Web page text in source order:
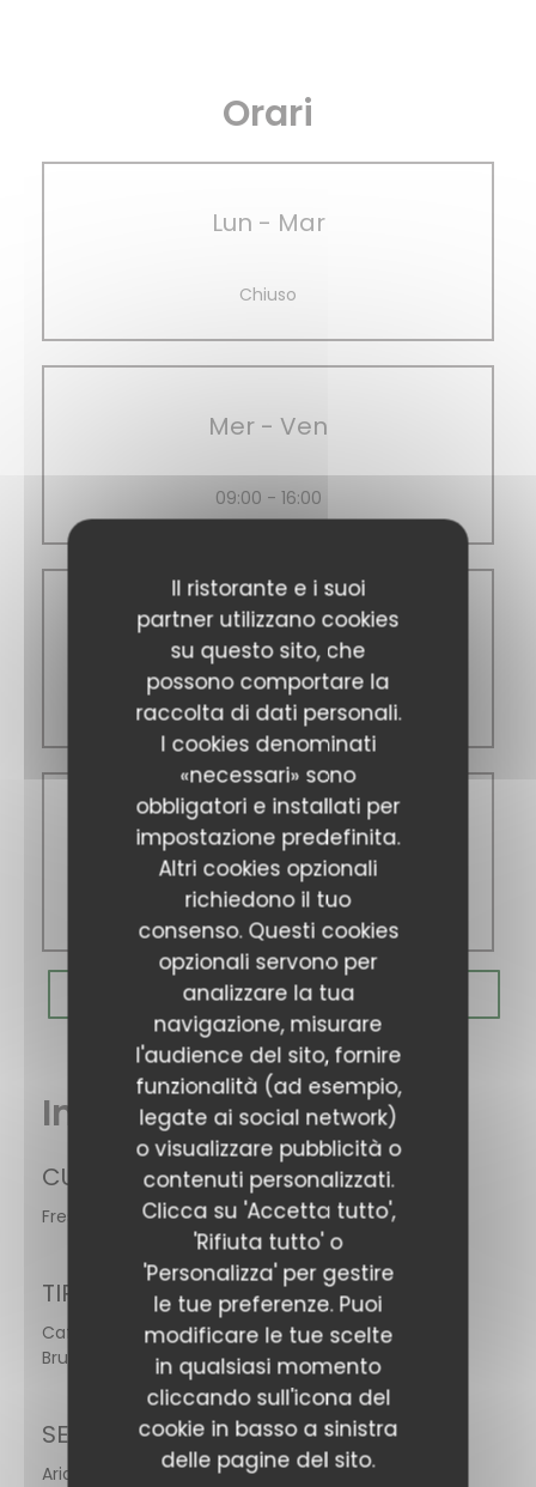
Il ristorante e i suoi
partner utilizzano cookies
su questo sito, che
possono comportare la
raccolta di dati personali.
I cookies denominati
«necessari» sono
obbligatori e installati per
impostazione predefinita.
Altri cookies opzionali
richiedono il tuo
consenso. Questi cookies
opzionali servono per
analizzare la tua
navigazione, misurare
l'audience del sito, fornire
funzionalità (ad esempio,
legate ai social network)
o visualizzare pubblicità o
contenuti personalizzati.
Clicca su 'Accetta tutto',
'Rifiuta tutto' o
'Personalizza' per gestire
le tue preferenze. Puoi
modificare le tue scelte
in qualsiasi momento
cliccando sull'icona del
cookie in basso a sinistra
delle pagine del sito.
Orari
Lun - Mar
Chiuso
Mer - Ven
09:00 - 16:00
Sabato
09:00 - 17:00
Domenica
09:00 - 14:30
PRENOTA
Informazioni pratiche
CUCINA
Fresco, Fatto in casa
TIPOLOGIA
Café - Restaurant -
Brunch
SERVIZI
Aria condizionata, Terrazzo, Accesso disabili